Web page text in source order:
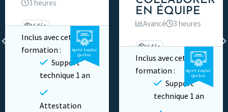
3 heures
Vidéo
Cours en ligne
Privé
Inclus avec cette
formation :
Support
technique 1 an
Attestation
Agréé Emploi
Québec
EN ÉQUIPE
Avancé 3 heures
Vidéo
Cours en ligne
Privé
Inclus avec cette
formation :
Support
technique 1 an
Agréé Emploi
Québec